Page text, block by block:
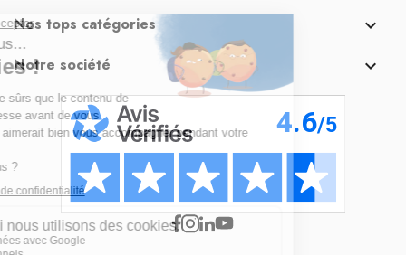
Nos tops catégories 
Notre société 